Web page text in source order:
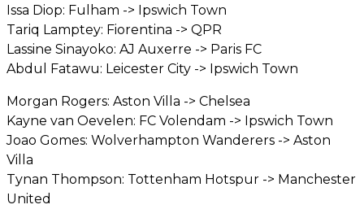
Issa Diop: Fulham -> Ipswich Town
Tariq Lamptey: Fiorentina -> QPR
Lassine Sinayoko: AJ Auxerre -> Paris FC
Abdul Fatawu: Leicester City -> Ipswich Town
Morgan Rogers: Aston Villa -> Chelsea
Kayne van Oevelen: FC Volendam -> Ipswich Town
Joao Gomes: Wolverhampton Wanderers -> Aston
Villa
Tynan Thompson: Tottenham Hotspur -> Manchester
United